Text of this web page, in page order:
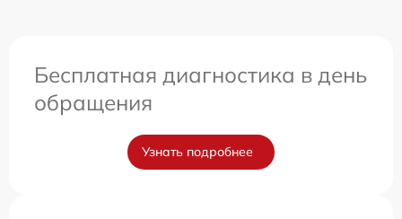
Бесплатная диагностика в день
обращения
Узнать подробнее